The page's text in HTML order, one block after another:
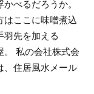
べるだろうか。
はここに味噌煮込
羽先を加える
。 私の会社株式会
、住居風水メール